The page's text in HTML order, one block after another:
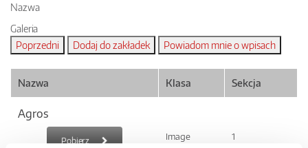
Nazwa
Galeria
Nazwa Klasa Sekcja
Agros
Pobierz Image 1